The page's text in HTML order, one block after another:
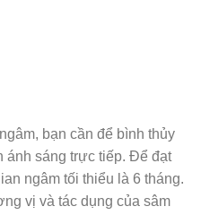
bạn cần để bình thủy
ánh sáng trực tiếp. Để đạt
ngâm tối thiểu là 6 tháng.
vị và tác dụng của sâm